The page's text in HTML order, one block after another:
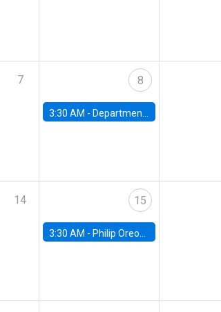
7 8
3:30 AM - Department Seminar: James Robinson
14 15
3:30 AM - Philip Oreopolous, University of Toronto